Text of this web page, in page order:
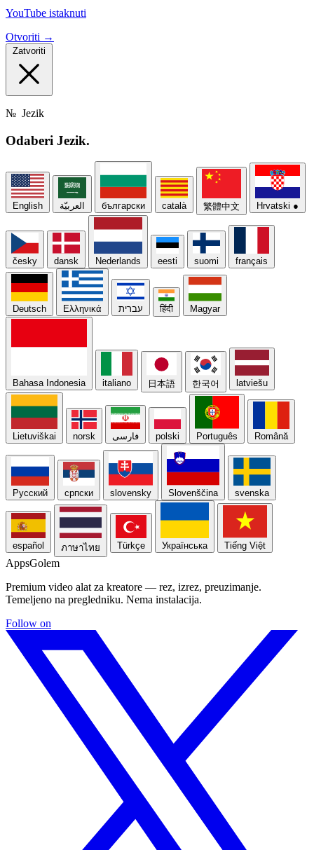
YouTube istaknuti
Otvoriti →
Zatvoriti
№ Jezik
Odaberi Jezik.
English العربيّة български català 繁體中文 Hrvatski ●
česky dansk Nederlands eesti suomi français
Deutsch Ελληνικά עברית हिंदी Magyar
Bahasa Indonesia italiano 日本語 한국어 latviešu
Lietuviškai norsk فارسی polski Português Română
Русский српски slovensky Slovenščina svenska
español ภาษาไทย Türkçe Українська Tiếng Việt
AppsGolem
Premium video alat za kreatore — rez, izrez, preuzimanje.
Temeljeno na pregledniku. Nema instalacija.
Follow on